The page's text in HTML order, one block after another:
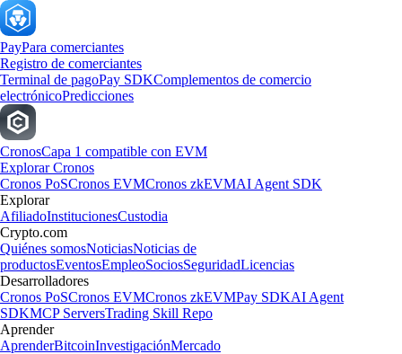
PayPara comerciantes
Registro de comerciantes
Terminal de pagoPay SDKComplementos de comercio
electrónicoPredicciones
CronosCapa 1 compatible con EVM
Explorar Cronos
Cronos PoSCronos EVMCronos zkEVMAI Agent SDK
Explorar
AfiliadoInstitucionesCustodia
Crypto.com
Quiénes somosNoticiasNoticias de
productosEventosEmpleoSociosSeguridadLicencias
Desarrolladores
Cronos PoSCronos EVMCronos zkEVMPay SDKAI Agent
SDKMCP ServersTrading Skill Repo
Aprender
AprenderBitcoinInvestigaciónMercado